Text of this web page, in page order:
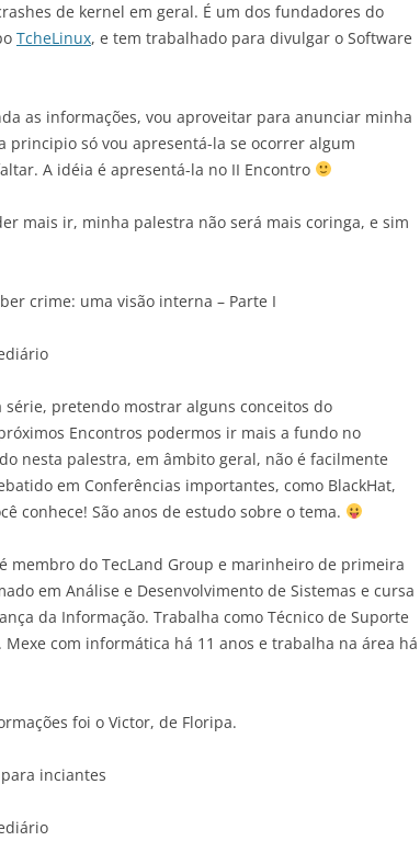
de kernel em geral. É um dos fundadores do
TcheLinux, e tem trabalhado para divulgar o Software
as informações, vou aproveitar para anunciar minha
principio só vou apresentá-la se ocorrer algum
A idéia é apresentá-la no II Encontro
mais ir, minha palestra não será mais coringa, e sim
crime: uma visão interna – Parte I
pretendo mostrar alguns conceitos do
Encontros podermos ir mais a fundo no
nesta palestra, em âmbito geral, não é facilmente
em Conferências importantes, como BlackHat,
conhece! São anos de estudo sobre o tema.
membro do TecLand Group e marinheiro de primeira
em Análise e Desenvolvimento de Sistemas e cursa
da Informação. Trabalha como Técnico de Suporte
com informática há 11 anos e trabalha na área há
foi o Victor, de Floripa.
inciantes